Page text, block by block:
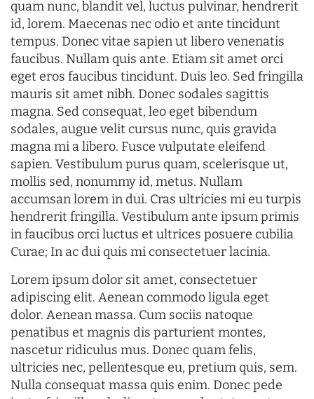
quam nunc, blandit vel, luctus pulvinar, hendrerit
id, lorem. Maecenas nec odio et ante tincidunt
tempus. Donec vitae sapien ut libero venenatis
faucibus. Nullam quis ante. Etiam sit amet orci
eget eros faucibus tincidunt. Duis leo. Sed fringilla
mauris sit amet nibh. Donec sodales sagittis
magna. Sed consequat, leo eget bibendum
sodales, augue velit cursus nunc, quis gravida
magna mi a libero. Fusce vulputate eleifend
sapien. Vestibulum purus quam, scelerisque ut,
mollis sed, nonummy id, metus. Nullam
accumsan lorem in dui. Cras ultricies mi eu turpis
hendrerit fringilla. Vestibulum ante ipsum primis
in faucibus orci luctus et ultrices posuere cubilia
Curae; In ac dui quis mi consectetuer lacinia.
Lorem ipsum dolor sit amet, consectetuer
adipiscing elit. Aenean commodo ligula eget
dolor. Aenean massa. Cum sociis natoque
penatibus et magnis dis parturient montes,
nascetur ridiculus mus. Donec quam felis,
ultricies nec, pellentesque eu, pretium quis, sem.
Nulla consequat massa quis enim. Donec pede